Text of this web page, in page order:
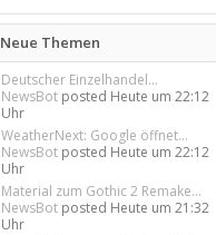
Neue Themen
Deutscher Einzelhandel...
NewsBot posted Heute um 22:12
Uhr
WeatherNext: Google öffnet...
NewsBot posted Heute um 22:12
Uhr
Material zum Gothic 2 Remake...
NewsBot posted Heute um 21:32
Uhr